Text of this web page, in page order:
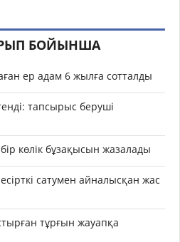
БОЙЫНША
ер адам 6 жылға сотталды
тапсырыс беруші
көлік бұзақысын жазалады
сатумен айналысқан жас
тұрғын жауапқа